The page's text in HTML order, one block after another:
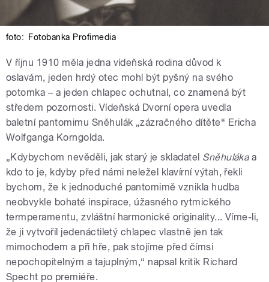
foto: Fotobanka Profimedia
V říjnu 1910 měla jedna vídeňská rodina důvod k
oslavám, jeden hrdý otec mohl být pyšný na svého
potomka – a jeden chlapec ochutnal, co znamená být
středem pozornosti. Vídeňská Dvorní opera uvedla
baletní pantomimu Sněhulák „zázračného dítěte“ Ericha
Wolfganga Korngolda.
„Kdybychom nevěděli, jak starý je skladatel Sněhulákaa
kdo to je, kdyby před námi neležel klavírní výtah, řekli
bychom, že k jednoduché pantomimě vznikla hudba
neobvykle bohaté inspirace, úžasného rytmického
termperamentu, zvláštní harmonické originality... Víme-li,
že ji vytvořil jedenáctiletý chlapec vlastně jen tak
mimochodem a při hře, pak stojíme před čímsi
nepochopitelným a tajuplným,“ napsal kritik Richard
Specht po premiéře.